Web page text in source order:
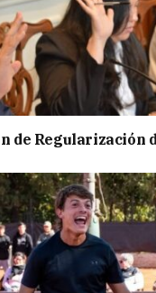
de Regularización